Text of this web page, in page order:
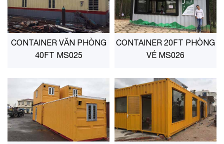
CONTAINER VĂN PHÒNG
40FT MS025
CONTAINER 20FT PHÒNG
VÉ MS026